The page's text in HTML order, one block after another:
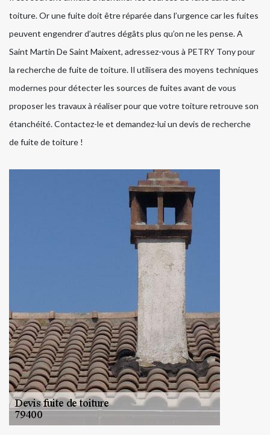
toiture. Or une fuite doit être réparée dans l’urgence car les fuites
peuvent engendrer d’autres dégâts plus qu’on ne les pense. A
Saint Martin De Saint Maixent, adressez-vous à PETRY Tony pour
la recherche de fuite de toiture. Il utilisera des moyens techniques
modernes pour détecter les sources de fuites avant de vous
proposer les travaux à réaliser pour que votre toiture retrouve son
étanchéité. Contactez-le et demandez-lui un devis de recherche
de fuite de toiture !